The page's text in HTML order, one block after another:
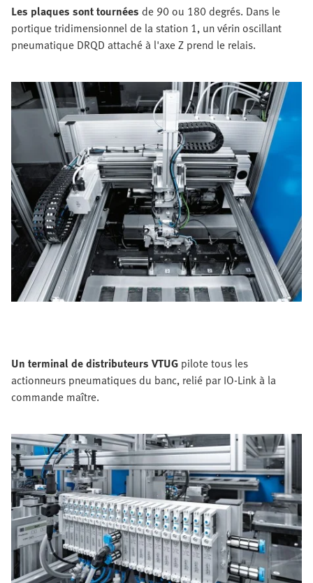
Les plaques sont tournées de 90 ou 180 degrés. Dans le
portique tridimensionnel de la station 1, un vérin oscillant
pneumatique DRQD attaché à l'axe Z prend le relais.
Un terminal de distributeurs VTUG pilote tous les
actionneurs pneumatiques du banc, relié par IO-Link à la
commande maître.